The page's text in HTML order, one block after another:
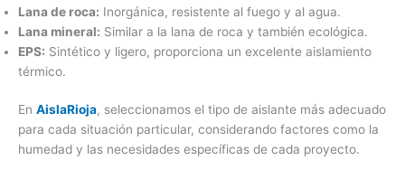
Lana de roca: Inorgánica, resistente al fuego y al agua.
Lana mineral: Similar a la lana de roca y también ecológica.
EPS: Sintético y ligero, proporciona un excelente aislamiento
térmico.
En AislaRioja, seleccionamos el tipo de aislante más adecuado
para cada situación particular, considerando factores como la
humedad y las necesidades específicas de cada proyecto.